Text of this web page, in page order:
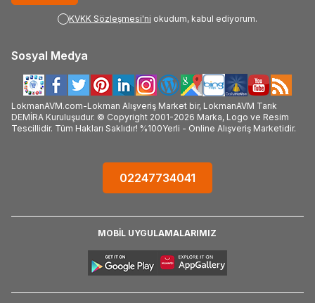
KVKK Sözleşmesi'ni okudum, kabul ediyorum.
Sosyal Medya
LokmanAVM.com-Lokman Alışveriş Market bir, LokmanAVM Tarık
DEMİRA Kuruluşudur. © Copyright 2001-2026 Marka, Logo ve Resim
Tescillidir. Tüm Hakları Saklıdır! %100Yerli - Online Alışveriş Marketidir.
02247734041
MOBİL UYGULAMALARIMIZ